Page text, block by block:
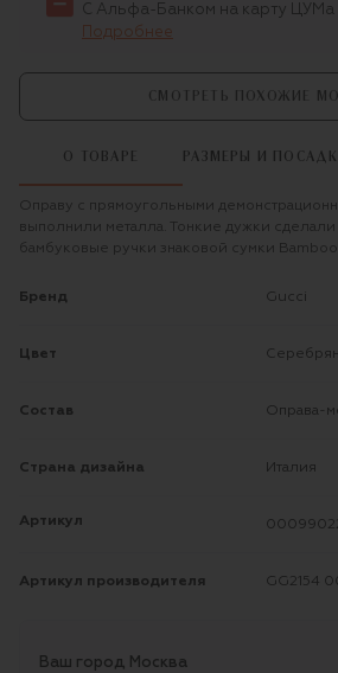
С Альфа-Банком на карту ЦУМа
Подробнее
СМОТРЕТЬ ПОХОЖИЕ
О ТОВАРЕ РАЗМЕРЫ И
Оправу с прямоугольными
выполнили металла. Тонкие дужки
бамбуковые ручки знаковой сумки Bamboo.
Бренд Gucci
Цвет
Состав Оправа-
Страна дизайна Италия
Артикул
Артикул производителя GG2154
Ваш город Москва